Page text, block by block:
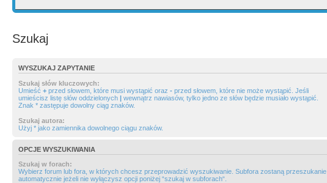
Szukaj
WYSZUKAJ ZAPYTANIE
Szukaj słów kluczowych:
Umieść + przed słowem, które musi wystąpić oraz - przed słowem, które nie może wystąpić. Jeśli
umieścisz listę słów oddzielonych | wewnątrz nawiasów, tylko jedno ze słów będzie musiało wystąpić.
Znak * zastępuje dowolny ciąg znaków.
Szukaj autora:
Użyj * jako zamiennika dowolnego ciągu znaków.
OPCJE WYSZUKIWANIA
Szukaj w forach:
Wybierz forum lub fora, w których chcesz przeprowadzić wyszukiwanie. Subfora zostaną przeszukanie
automatycznie jeżeli nie wyłączysz opcji poniżej “szukaj w subforach“.